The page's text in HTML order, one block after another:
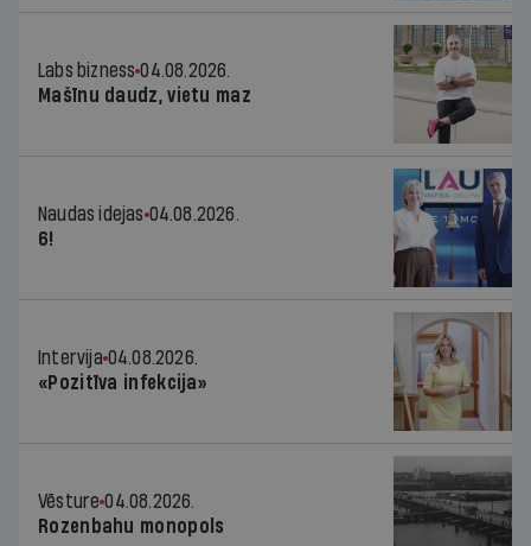
Labs bizness 04.08.2026.
Mašīnu daudz, vietu maz
Naudas idejas 04.08.2026.
6!
Intervija 04.08.2026.
«Pozitīva infekcija»
Vēsture 04.08.2026.
Rozenbahu monopols